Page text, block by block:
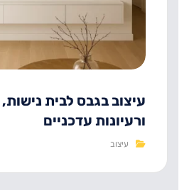
עיצוב בגבס לבית
ורעיונות עדכניים
עיצוב